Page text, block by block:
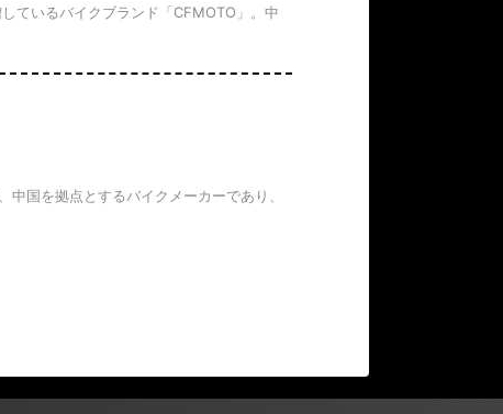
ているバイクブランド「CFMOTO」。中
国を拠点とするバイクメーカーであり、